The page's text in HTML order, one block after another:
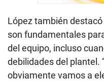
López también
son fundamentales
del equipo, incluso
debilidades del plantel.
obviamente vamos a